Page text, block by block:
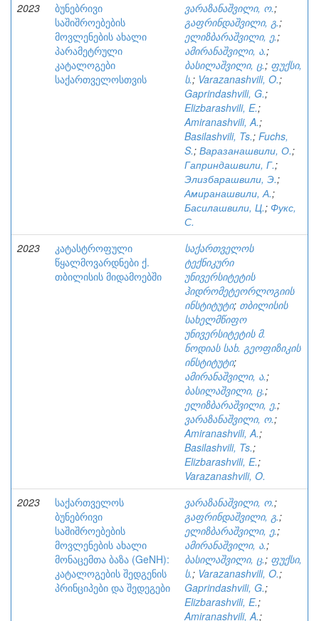
2023
ბუნებრივი
საშიშროებების
მოვლენების ახალი
პარამეტრული
კატალოგები
საქართველოსთვის
ვარაზანაშვილი, ო.;
გაფრინდაშვილი, გ.;
ელიზბარაშვილი, ე.;
ამირანაშვილი, ა.;
ბასილაშვილი, ც.; ფუქსი,
ს.; Varazanashvili, O.;
Gaprindashvili, G.;
Elizbarashvili, E.;
Amiranashvili, A.;
Basilashvili, Ts.; Fuchs,
S.; Варазанашвили, О.;
Гаприндашвили, Г.;
Элизбарашвили, Э.;
Амиранашвили, А.;
Басилашвили, Ц.; Фукс,
С.
2023
კატასტროფული
წყალმოვარდნები ქ.
თბილისის მიდამოებში
საქართველოს
ტექნიკური
უნივერსიტეტის
ჰიდრომეტეორლოგიის
ინსტიტუტი; თბილისის
სახელმწიფო
უნივერსიტეტის მ.
ნოდიას სახ. გეოფიზიკის
ინსტიტუტი;
ამირანაშვილი, ა.;
ბასილაშვილი, ც.;
ელიზბარაშვილი, ე.;
ვარაზანაშვილი, ო.;
Amiranashvili, A.;
Basilashvili, Ts.;
Elizbarashvili, E.;
Varazanashvili, O.
2023
საქართველოს
ბუნებრივი
საშიშროებების
მოვლენების ახალი
მონაცემთა ბაზა (GeNH):
კატალოგების შედგენის
პრინციპები და შედეგები
ვარაზანაშვილი, ო.;
გაფრინდაშვილი, გ.;
ელიზბარაშვილი, ე.;
ამირანაშვილი, ა.;
ბასილაშვილი, ც.; ფუქსი,
ს.; Varazanashvili, O.;
Gaprindashvili, G.;
Elizbarashvili, E.;
Amiranashvili, A.;